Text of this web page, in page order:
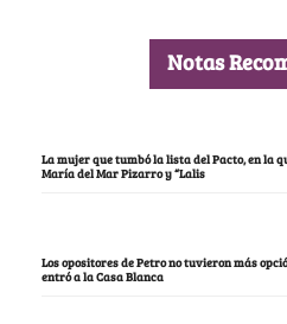
Notas
La mujer que tumbó la lista del Pacto, en la
María del Mar Pizarro y “Lalis
Los opositores de Petro no tuvieron más
entró a la Casa Blanca